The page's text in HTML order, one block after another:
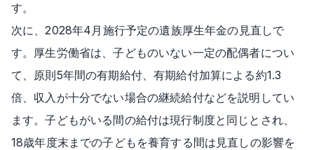
す。
次に、2028年4月施行予定の遺族厚生年金の見直しで
す。厚生労働省は、子どものいない一定の配偶者につい
て、原則5年間の有期給付、有期給付加算による約1.3
倍、収入が十分でない場合の継続給付などを説明してい
ます。子どもがいる間の給付は現行制度と同じとされ、
18歳年度末までの子どもを養育する間は見直しの影響を